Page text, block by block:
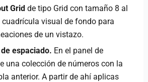
Grid de tipo Grid con tamaño 8 al
cuadrícula visual de fondo para
de un vistazo.
espaciado. En el panel de
una colección de números con la
anterior. A partir de ahí aplicas